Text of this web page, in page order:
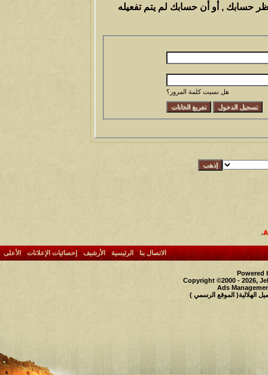
حسابك , أو أن حسابك لم يتم تفعيله
هل نسيت كلمة المرور؟
.
الاتصال بنا- الرئيسية-الأرشيف- إحصائيات الإعلانات- الأعلى
Powered
Copyright ©2000 - 2026,
Ads
الهلالية( الموقع الرسمي )